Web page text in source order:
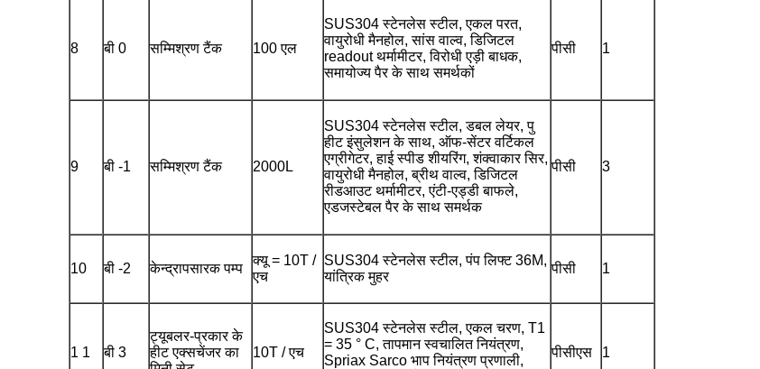
8 बी 0 सम्मिश्रण टैंक 100 एल
SUS304 स्टेनलेस स्टील, एकल परत,
वायुरोधी मैनहोल, सांस वाल्व, डिजिटल
readout थर्मामीटर, विरोधी एड़ी बाधक,
समायोज्य पैर के साथ समर्थकों
पीसी 1
9 बी -1 सम्मिश्रण टैंक 2000L
SUS304 स्टेनलेस स्टील, डबल लेयर, पु
हीट इंसुलेशन के साथ, ऑफ-सेंटर वर्टिकल
एग्रीगेटर, हाई स्पीड शीयरिंग, शंक्वाकार सिर,
वायुरोधी मैनहोल, ब्रीथ वाल्व, डिजिटल
रीडआउट थर्मामीटर, एंटी-एड्डी बाफले,
एडजस्टेबल पैर के साथ समर्थक
पीसी 3
10 बी -2 केन्द्रापसारक पम्प
क्यू = 10T /
एच
SUS304 स्टेनलेस स्टील, पंप लिफ्ट 36M,
यांत्रिक मुहर
पीसी 1
1 1 बी 3
ट्यूबलर-प्रकार के
हीट एक्सचेंजर का
10T / एच
SUS304 स्टेनलेस स्टील, एकल चरण, T1
= 35 ° C, तापमान स्वचालित नियंत्रण,
Spriax Sarco भाप नियंत्रण प्रणाली,
पीसीएस 1